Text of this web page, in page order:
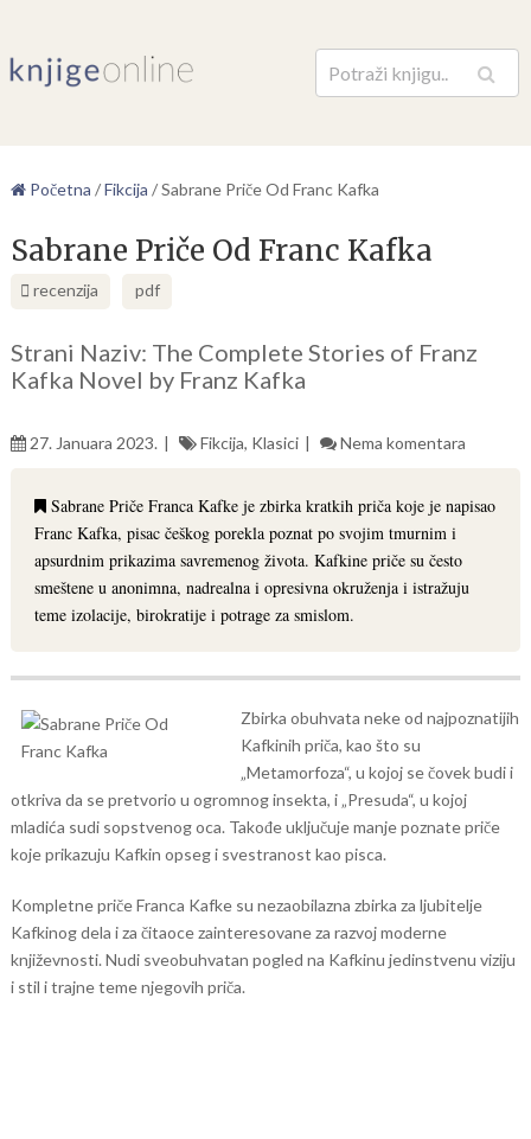
Pretraga
Početna /Fikcija /Sabrane Priče Od Franc Kafka
Sabrane Priče Od Franc Kafka
recenzija pdf
Strani Naziv: The Complete Stories of Franz
Kafka Novel by Franz Kafka
27. Januara 2023. Fikcija, Klasici Nema komentara
Sabrane Priče Franca Kafke je zbirka kratkih priča koje je napisao
Franc Kafka, pisac češkog porekla poznat po svojim tmurnim i
apsurdnim prikazima savremenog života. Kafkine priče su često
smeštene u anonimna, nadrealna i opresivna okruženja i istražuju
teme izolacije, birokratije i potrage za smislom.
Zbirka obuhvata neke od najpoznatijih
Kafkinih priča, kao što su
„Metamorfoza“, u kojoj se čovek budi i
otkriva da se pretvorio u ogromnog insekta, i „Presuda“, u kojoj
mladića sudi sopstvenog oca. Takođe uključuje manje poznate priče
koje prikazuju Kafkin opseg i svestranost kao pisca.
Kompletne priče Franca Kafke su nezaobilazna zbirka za ljubitelje
Kafkinog dela i za čitaoce zainteresovane za razvoj moderne
književnosti. Nudi sveobuhvatan pogled na Kafkinu jedinstvenu viziju
i stil i trajne teme njegovih priča.